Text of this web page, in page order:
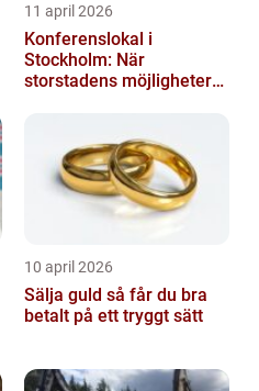
11 april 2026
Konferenslokal i
Stockholm: När
storstadens möjligheter
10 april 2026
Sälja guld så får du bra
betalt på ett tryggt sätt